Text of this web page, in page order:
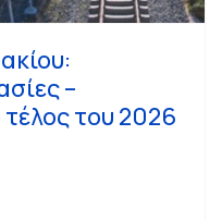
–
του 2026